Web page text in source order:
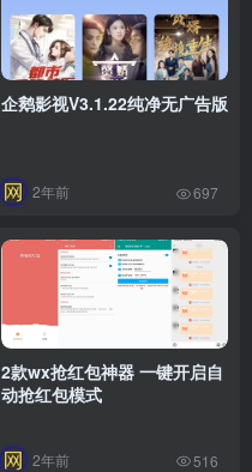
企鹅影视V3.1.22纯净无广告版
2年前 697
2款wx抢红包神器 一键开启自
动抢红包模式
2年前 516